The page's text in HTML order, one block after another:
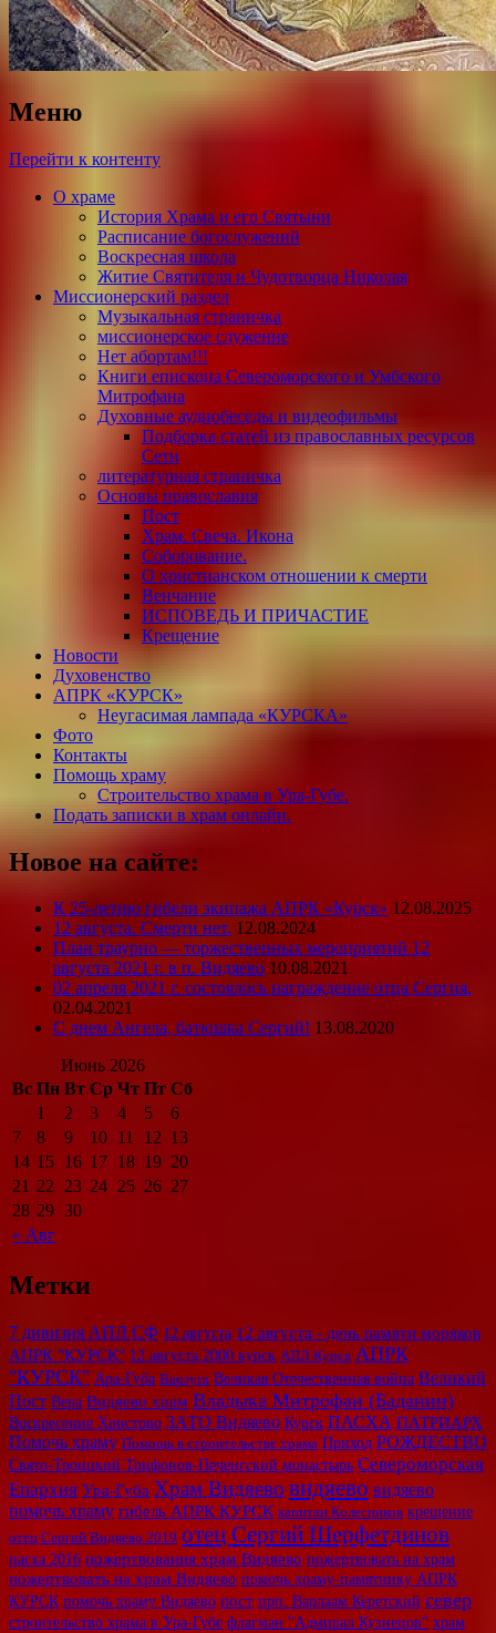
Меню
Перейти к контенту
О храме
История Храма и его Святыни
Расписание богослужений
Воскресная школа
Житие Святителя и Чудотворца Николая
Миссионерский раздел
Музыкальная страничка
миссионерское служение
Нет абортам!!!
Книги епископа Североморского и Умбского
Митрофана
Духовные аудиобеседы и видеофильмы
Подборка статей из православных ресурсов
Сети
литературная страничка
Основы православия
Пост
Храм. Свеча. Икона
Соборование.
О христианском отношении к смерти
Венчание
ИСПОВЕДЬ И ПРИЧАСТИЕ
Крещение
Новости
Духовенство
АПРК «КУРСК»
Неугасимая лампада «КУРСКА»
Фото
Контакты
Помощь храму
Строительство храма в Ура-Губе.
Подать записки в храм онлайн.
Новое на сайте:
К 25-летию гибели экипажа АПРК «Курск» 12.08.2025
12 августа. Смерти нет. 12.08.2024
План траурно — торжественных мероприятий 12
августа 2021 г. в п. Видяево 10.08.2021
02 апреля 2021 г. состоялось награждение отца Сергия.
02.04.2021
С днем Ангела, батюшка Сергий! 13.08.2020
Июнь 2026
Вс Пн Вт Ср Чт Пт Сб
« Авг
1 2 3 4 5
6
7
8 9 10 11 12 13
14 15 16 17 18 19 20
21 22 23 24 25 26 27
28 29 30
Метки
7 дивизия АПЛ СФ 12 августа 12 августа - день памяти моряков
АПРК "КУРСК" 12 августа 2000 курск АПЛ Курск АПРК
"КУРСК" Ара-Губа Варзуга Великая Отечественная война Великий
Пост Вера Видяево храм Владыка Митрофан (Баданин)
Воскресение Христово ЗАТО Видяево Курск ПАСХА ПАТРИАРХ
Помочь храму Помощь в строительстве храма Приход РОЖДЕСТВО
Свято-Троицкий Трифонов-Печенгский монастырь Североморская
Епархия Ура-Губа Храм Видяево видяево видяево
помочь храму гибель АПРК КУРСК капитан Колесников крещение
отец Сергий Видяево 2019 отец Сергий Шерфетдинов
пасха 2016 пожертвования храм Видяево пожертвовать на храм
пожертвовать на храм Видяево помочь храму-памятнику АПРК
КУРСК помочь храму Видяево пост прп. Варлаам Керетский север
строительство храма в Ура-Губе флагман "Адмирал Кузнецов" храм